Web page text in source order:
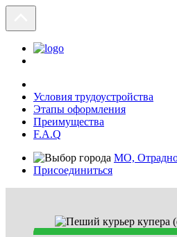
Условия трудоустройства
Этапы оформления
Преимущества
F.A.Q
МО,
Присоединиться